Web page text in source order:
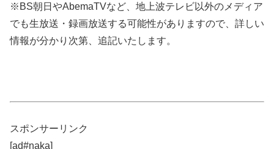
※BS朝日やAbemaTVなど、地上波テレビ以外のメディア
でも生放送・録画放送する可能性がありますので、詳しい
情報が分かり次第、追記いたします。
スポンサーリンク
[ad#naka]